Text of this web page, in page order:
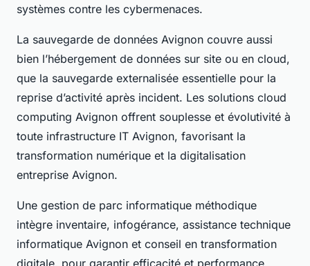
systèmes contre les cybermenaces.
La sauvegarde de données Avignon couvre aussi
bien l’hébergement de données sur site ou en cloud,
que la sauvegarde externalisée essentielle pour la
reprise d’activité après incident. Les solutions cloud
computing Avignon offrent souplesse et évolutivité à
toute infrastructure IT Avignon, favorisant la
transformation numérique et la digitalisation
entreprise Avignon.
Une gestion de parc informatique méthodique
intègre inventaire, infogérance, assistance technique
informatique Avignon et conseil en transformation